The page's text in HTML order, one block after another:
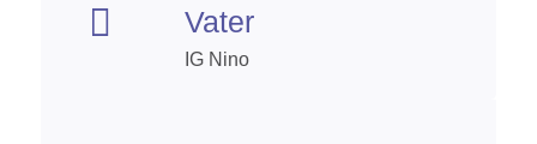
 Vater
IG Nino